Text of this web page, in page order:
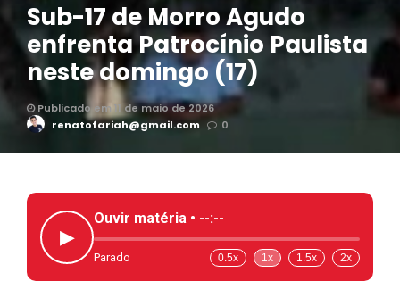
Sub-17 de Morro Agudo
enfrenta Patrocínio Paulista
neste domingo (17)
Publicado em 11 de maio de 2026
renatofariah@gmail.com
0
▶
Ouvir matéria • --:--
Parado 0.5x 1x 1.5x 2x